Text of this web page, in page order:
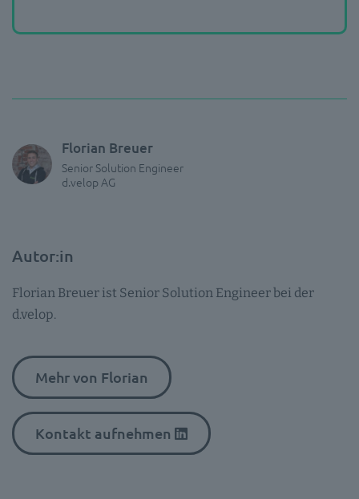
Autor:in
Florian Breuer ist Senior Solution Engineer bei der
d.velop.
Mehr von Florian
Kontakt aufnehmen
Florian Breuer
Senior Solution Engineer
d.velop AG